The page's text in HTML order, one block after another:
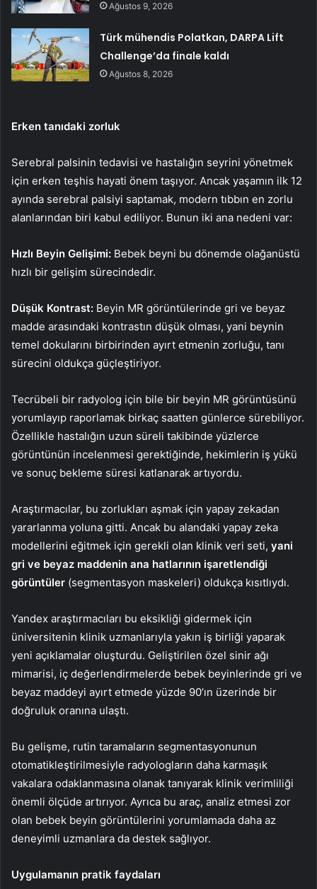
Ağustos 9, 2026
Türk mühendis Polatkan, DARPA Lift
Challenge’da finale kaldı
Ağustos 8, 2026
Erken tanıdaki zorluk
Serebral palsinin tedavisi ve hastalığın seyrini yönetmek
için erken teşhis hayati önem taşıyor. Ancak yaşamın ilk 12
ayında serebral palsiyi saptamak, modern tıbbın en zorlu
alanlarından biri kabul ediliyor. Bunun iki ana nedeni var:
Hızlı Beyin Gelişimi: Bebek beyni bu dönemde olağanüstü
hızlı bir gelişim sürecindedir.
Düşük Kontrast: Beyin MR görüntülerinde gri ve beyaz
madde arasındaki kontrastın düşük olması, yani beynin
temel dokularını birbirinden ayırt etmenin zorluğu, tanı
sürecini oldukça güçleştiriyor.
Tecrübeli bir radyolog için bile bir beyin MR görüntüsünü
yorumlayıp raporlamak birkaç saatten günlerce sürebiliyor.
Özellikle hastalığın uzun süreli takibinde yüzlerce
görüntünün incelenmesi gerektiğinde, hekimlerin iş yükü
ve sonuç bekleme süresi katlanarak artıyordu.
Araştırmacılar, bu zorlukları aşmak için yapay zekadan
yararlanma yoluna gitti. Ancak bu alandaki yapay zeka
modellerini eğitmek için gerekli olan klinik veri seti, yani
gri ve beyaz maddenin ana hatlarının işaretlendiği
görüntüler (segmentasyon maskeleri) oldukça kısıtlıydı.
Yandex araştırmacıları bu eksikliği gidermek için
üniversitenin klinik uzmanlarıyla yakın iş birliği yaparak
yeni açıklamalar oluşturdu. Geliştirilen özel sinir ağı
mimarisi, iç değerlendirmelerde bebek beyinlerinde gri ve
beyaz maddeyi ayırt etmede yüzde 90’ın üzerinde bir
doğruluk oranına ulaştı.
Bu gelişme, rutin taramaların segmentasyonunun
otomatikleştirilmesiyle radyologların daha karmaşık
vakalara odaklanmasına olanak tanıyarak klinik verimliliği
önemli ölçüde artırıyor. Ayrıca bu araç, analiz etmesi zor
olan bebek beyin görüntülerini yorumlamada daha az
deneyimli uzmanlara da destek sağlıyor.
Uygulamanın pratik faydaları